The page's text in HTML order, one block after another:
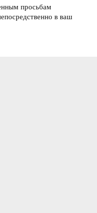
просьбам
в ваш